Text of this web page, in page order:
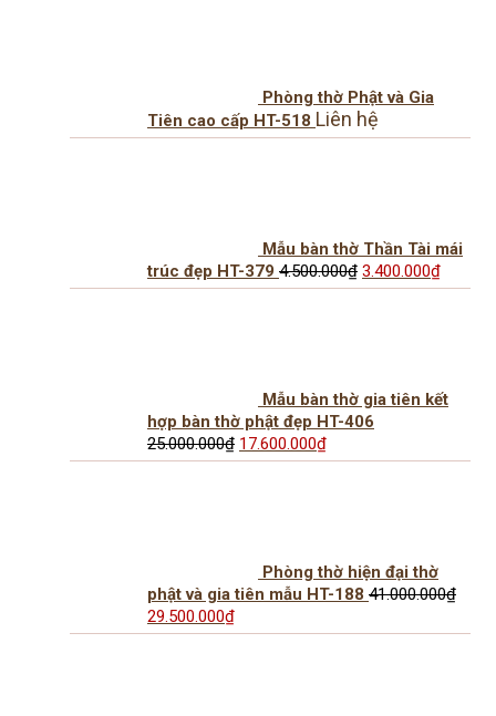
Phòng thờ Phật và Gia
Tiên cao cấp HT-518 Liên hệ
Mẫu bàn thờ Thần Tài mái
trúc đẹp HT-379 4.500.000₫ Giá
gốc
3.400.000₫Giá
hiện
Mẫu bàn thờ gia tiên kết
hợp bàn thờ phật đẹp HT-406
25.000.000₫ Giá
gốc
17.600.000₫Giá
hiện
Phòng thờ hiện đại thờ
phật và gia tiên mẫu HT-188 41.000.000₫
Giá
gốc
29.500.000₫Giá
hiện